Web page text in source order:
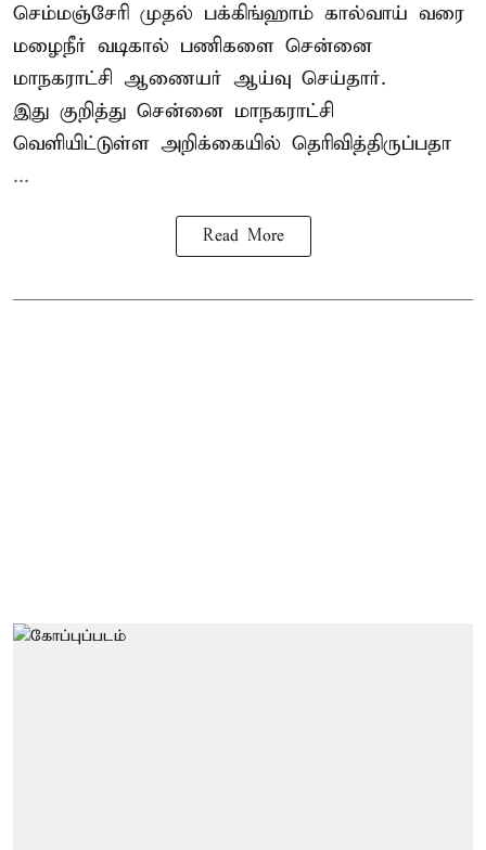
செம்மஞ்சேரி முதல் பக்கிங்ஹாம் கால்வாய் வரை
மழைநீர் வடிகால் பணிகளை சென்னை
மாநகராட்சி ஆணையர் ஆய்வு செய்தார்.
இது குறித்து சென்னை மாநகராட்சி
வெளியிட்டுள்ள அறிக்கையில் தெரிவித்திருப்பதா
...
Read More